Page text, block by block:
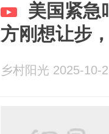
美国紧急
方刚想让步
乡村阳光 2025-10-